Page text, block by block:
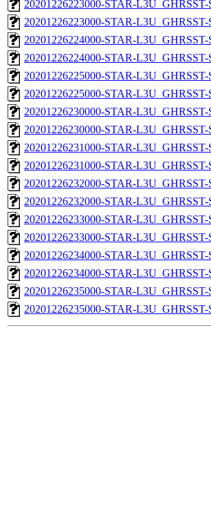
20201226223000-STAR-
20201226223000-STAR-
20201226224000-STAR-
20201226224000-STAR-
20201226225000-STAR-
20201226225000-STAR-
20201226230000-STAR-
20201226230000-STAR-
20201226231000-STAR-
20201226231000-STAR-
20201226232000-STAR-
20201226232000-STAR-
20201226233000-STAR-
20201226233000-STAR-
20201226234000-STAR-
20201226234000-STAR-
20201226235000-STAR-
20201226235000-STAR-